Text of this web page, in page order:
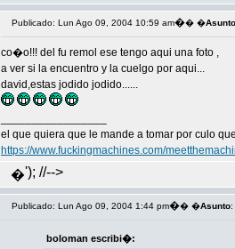
Publicado: Lun Ago 09, 2004 10:59 am�� �Asunto
co�o!!! del fu remol ese tengo aqui una foto ,
a ver si la encuentro y la cuelgo por aqui...
david,estas jodido jodido......
el que quiera que le mande a tomar por culo
https://www.fuckingmachines.com/
�'); //-->
Publicado: Lun Ago 09, 2004 1:44 pm�� �Asunto:
boloman escribi�: